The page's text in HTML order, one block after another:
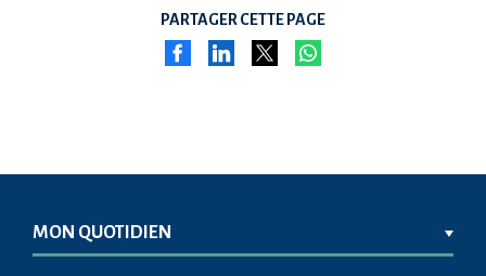
PARTAGER CETTE PAGE
MON QUOTIDIEN